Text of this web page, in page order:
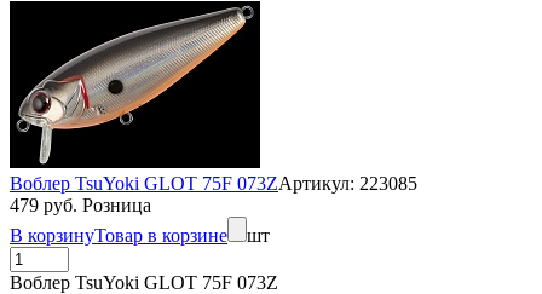
Воблер TsuYoki GLOT 75F 073ZАртикул: 223085
479 руб. Розница
В корзинуТовар в корзине шт
Воблер TsuYoki GLOT 75F 073Z